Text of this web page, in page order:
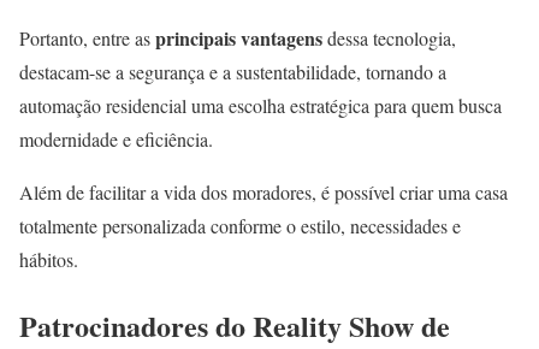
Portanto, entre asprincipais vantagensdessa tecnologia,
destacam-se a segurança e a sustentabilidade, tornando a
automação residencial uma escolha estratégica para quem busca
modernidade e eficiência.
Além de facilitar a vida dos moradores, é possível criar uma casa
totalmente personalizada conforme o estilo, necessidades e
hábitos.
Patrocinadores do Reality Show de